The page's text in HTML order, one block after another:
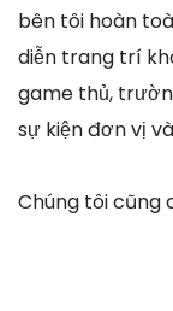
bên tôi hoàn
diễn trang trí
game thủ,
sự kiện đơn vị
Chúng tôi cũng